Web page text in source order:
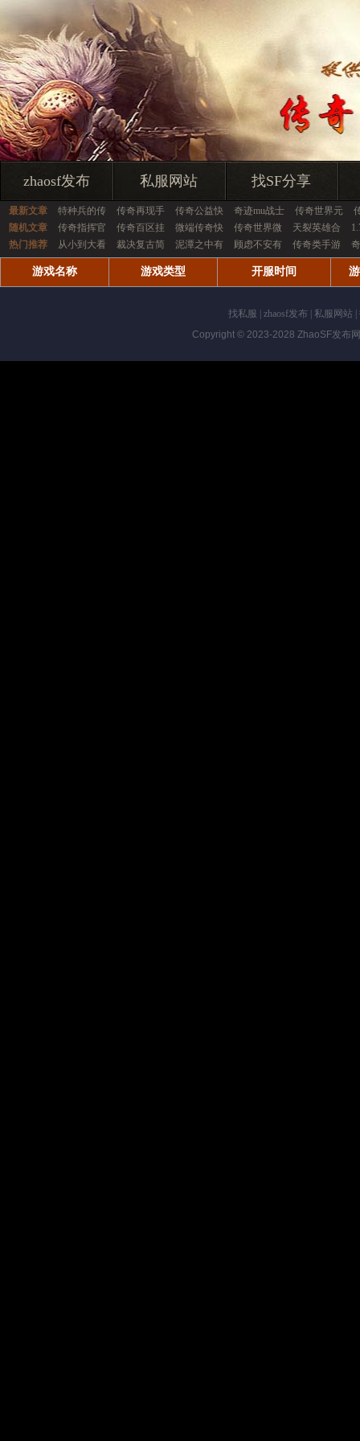
zhaosf发布 私服网站 找SF分享
最新文章 特种兵的传 传奇再现手 传奇公益快 奇迹mu战士 传奇世界元
随机文章
传奇指挥官 传奇百区挂 微端传奇快 传奇世界微 天裂英雄合
热门推荐
从小到大看 裁决复古简 泥潭之中有 顾虑不安有 传奇类手游
游戏名称 游戏类型 开服时间
找私服 zhaosf发布 私服网站
Copyright © 2023-2028 ZhaoSF发布网